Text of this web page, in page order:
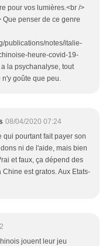
pour vos lumières.<br />
Que penser de ce genre
publications/notes/italie-
heure-covid-19-
la psychanalyse, tout
goûte que peu.
08/04/2020 07:24
qui pourtant fait payer son
ni de l'aide, mais bien
et faux, ça dépend des
est gratos. Aux Etats-
jouent leur jeu